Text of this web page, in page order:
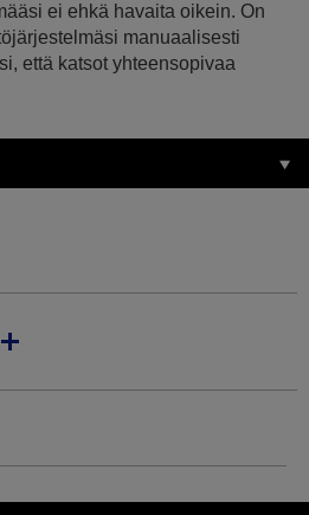
ei ehkä havaita oikein. On
manuaalisesti
että katsot yhteensopivaa